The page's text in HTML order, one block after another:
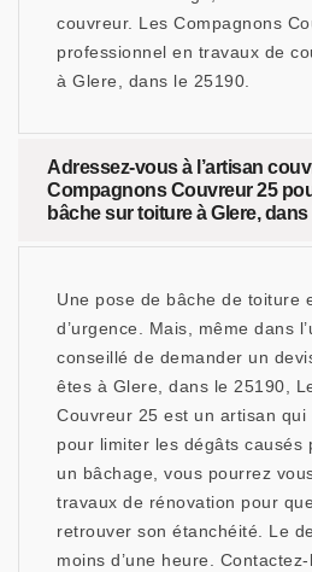
couvreur. Les Compagnons
professionnel en travaux de
à Glere, dans le 25190.
Adressez-vous à l’artisan
Compagnons Couvreur 25
bâche sur toiture à Glere, dans
Une pose de bâche de toiture
d’urgence. Mais, même dans
conseillé de demander un
êtes à Glere, dans le 25190,
Couvreur 25 est un artisan
pour limiter les dégâts causés
un bâchage, vous pourrez
travaux de rénovation pour
retrouver son étanchéité. Le
moins d’une heure. Contactez-